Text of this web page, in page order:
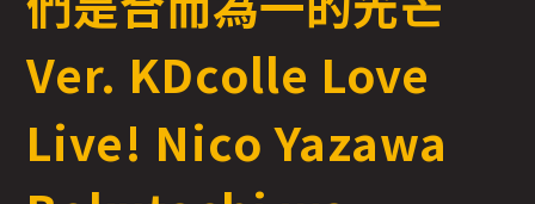
Ver. KDcolle Love
Live! Nico Yazawa